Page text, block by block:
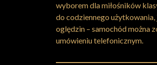
wyborem dla miłośników
do codziennego
oględzin – samochód można
umówieniu telefonicznym.